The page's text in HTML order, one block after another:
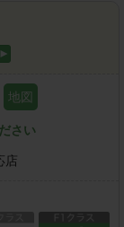
地図
さい
店